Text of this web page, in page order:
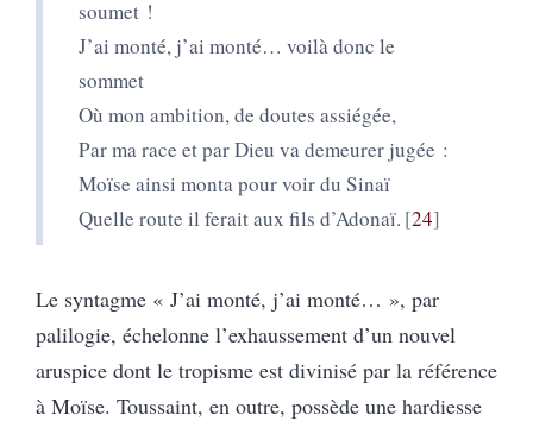
soumet !
J’ai monté, j’ai monté… voilà donc le
sommet
Où mon ambition, de doutes assiégée,
Par ma race et par Dieu va demeurer jugée :
Moïse ainsi monta pour voir du Sinaï
Quelle route il ferait aux fils d’Adonaï. 24
Le syntagme « J’ai monté, j’ai monté… », par
palilogie, échelonne l’exhaussement d’un nouvel
aruspice dont le tropisme est divinisé par la référence
à Moïse. Toussaint, en outre, possède une hardiesse